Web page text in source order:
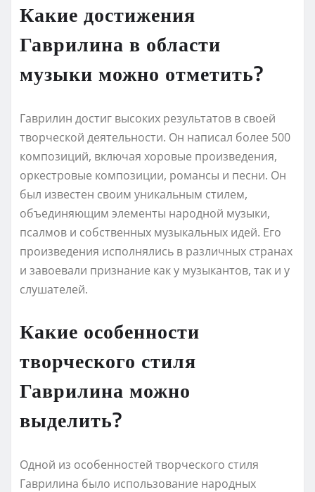
Какие достижения
Гаврилина в области
музыки можно отметить?
Гаврилин достиг высоких результатов в своей
творческой деятельности. Он написал более 500
композиций, включая хоровые произведения,
оркестровые композиции, романсы и песни. Он
был известен своим уникальным стилем,
объединяющим элементы народной музыки,
псалмов и собственных музыкальных идей. Его
произведения исполнялись в различных странах
и завоевали признание как у музыкантов, так и у
слушателей.
Какие особенности
творческого стиля
Гаврилина можно
выделить?
Одной из особенностей творческого стиля
Гаврилина было использование народных